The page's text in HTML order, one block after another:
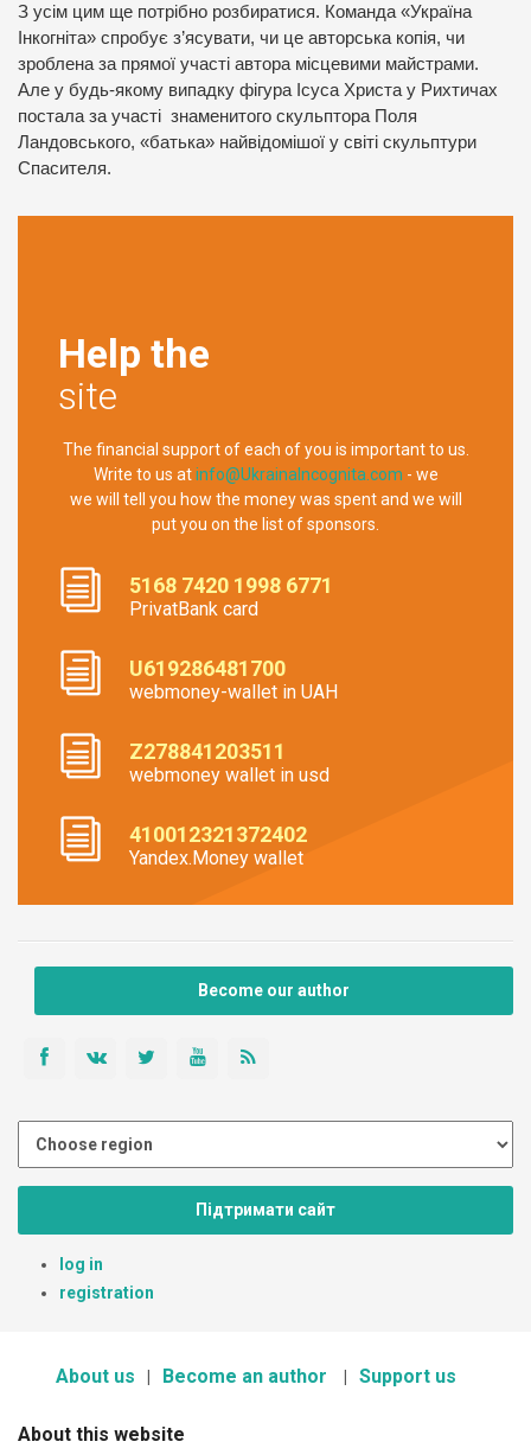
З усім цим ще потрібно розбиратися. Команда «Україна
Інкогніта» спробує з’ясувати, чи це авторська копія, чи
зроблена за прямої участі автора місцевими майстрами.
Але у будь-якому випадку фігура Ісуса Христа у Рихтичах
постала за участі знаменитого скульптора Поля
Ландовського, «батька» найвідомішої у світі скульптури
Спасителя.
Help the
site
The financial support of each of you is important to us.
Write to us atinfo@UkrainaIncognita.com - we
we will tell you how the money was spent and we will
put you on the list of sponsors.
5168 7420 1998 6771
PrivatBank card
U619286481700
webmoney-wallet in UAH
Z278841203511
webmoney wallet in usd
410012321372402
Yandex.Money wallet
Become our author
Підтримати сайт
log in
registration
About us Become an author Support us
About this website